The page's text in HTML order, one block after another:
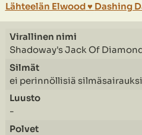
Lähteelän Elwood♥ Dashing
Shadoway's Jack Of
ei perinnöllisiä
-